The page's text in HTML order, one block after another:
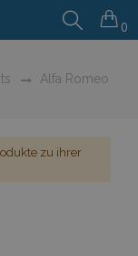
0
Alfa Romeo
zu ihrer